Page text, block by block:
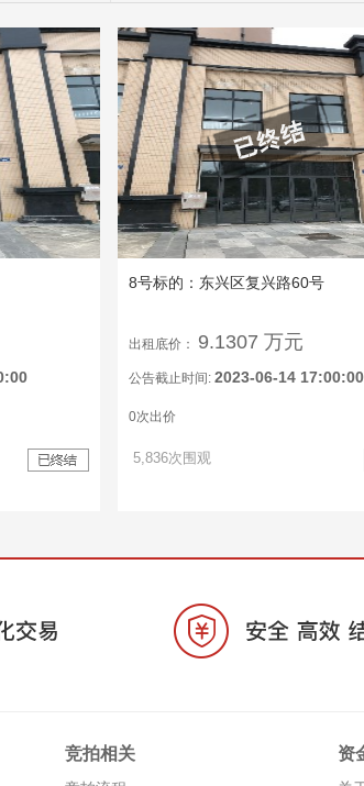
8号标的：东兴区复兴路60号
出租底价： 9.1307 万元
公告截止时间: 2023-06-14 17:00:00
0次出价
5,836次围观
竞拍相关 资